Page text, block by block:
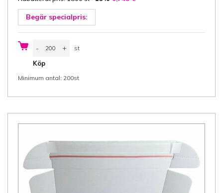
Begär specialpris:
-
Fefco
35x25x5
(bredd
x
innermått),
wellpapp
ca
brun/brun,
1
självhäftande
täckremsa,
+ st
Köp
Minimum antal: 200st